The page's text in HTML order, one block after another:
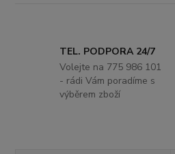
TEL. PODPORA 24/7
Volejte na 775 986 101
- rádi Vám poradíme s
výběrem zboží